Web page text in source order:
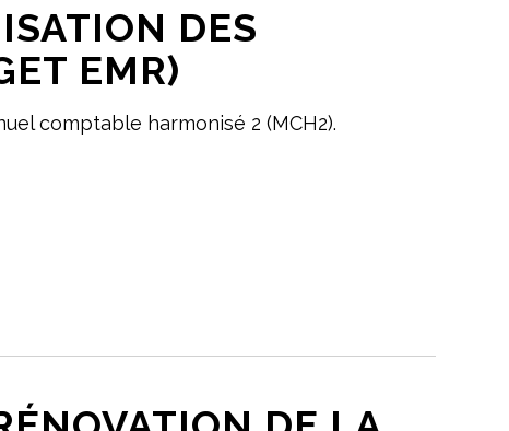
DES
EMR)
comptable harmonisé 2 (MCH2).